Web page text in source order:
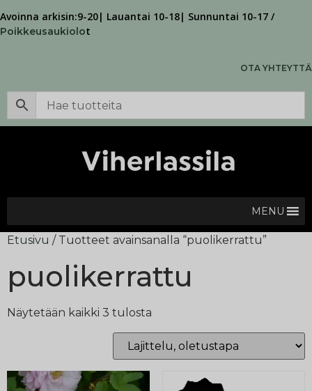
Avoinna arkisin:9-20| Lauantai 10-18| Sunnuntai 10-17 /
Poikkeusaukiolot
OTA YHTEYTTÄ
MENU
Etusivu / Tuotteet avainsanalla “puolikerrattu”
puolikerrattu
Näytetään kaikki 3 tulosta